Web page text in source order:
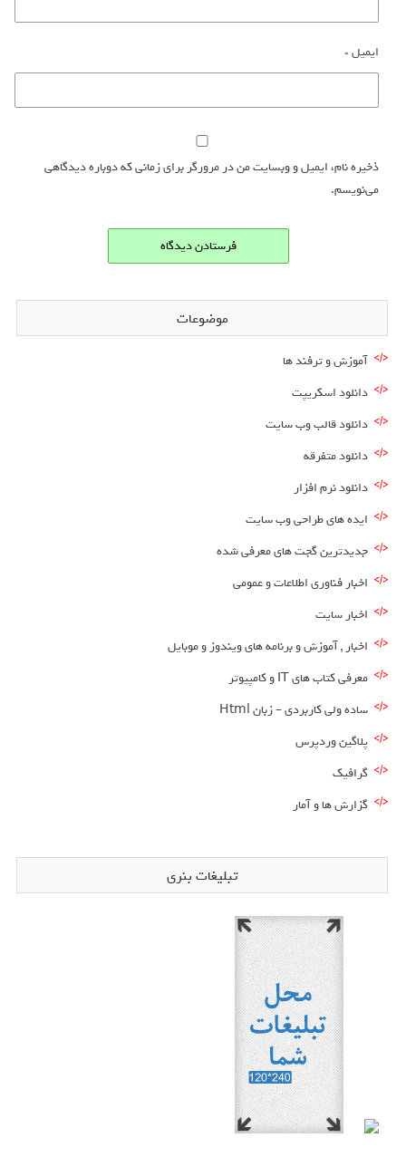
ایمیل*
ذخیره نام، ایمیل و وبسایت من در مرورگر برای زمانی که دوباره دیدگاهی
می‌نویسم.
موضوعات
آموزش و ترفند ها
دانلود اسکریپت
دانلود قالب وب سایت
دانلود متفرقه
دانلود نرم افزار
ایده های طراحی وب سایت
جدیدترین گجت های معرفی شده
اخبار فناوری اطلاعات و عمومی
اخبار سایت
اخبار , آموزش و برنامه های ویندوز و موبایل
معرفی کتاب های IT و کامپیوتر
ساده ولی کاربردی – زبان Html
پلاگین وردپرس
گرافیک
گزارش ها و آمار
تبلیغات بنری